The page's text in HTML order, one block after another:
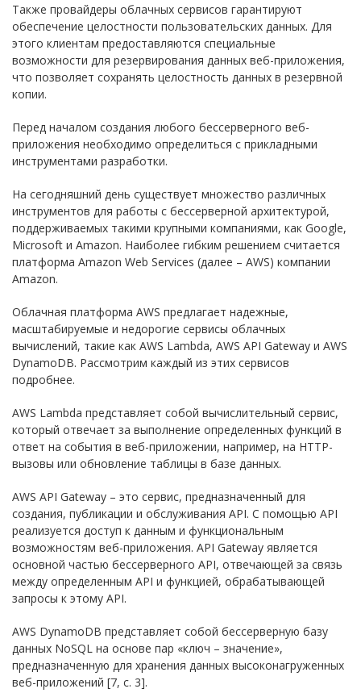
Также провайдеры облачных сервисов гарантируют
обеспечение целостности пользовательских данных. Для
этого клиентам предоставляются специальные
возможности для резервирования данных веб-приложения,
что позволяет сохранять целостность данных в резервной
копии.
Перед началом создания любого бессерверного веб-
приложения необходимо определиться с прикладными
инструментами разработки.
На сегодняшний день существует множество различных
инструментов для работы с бессерверной архитектурой,
поддерживаемых такими крупными компаниями, как Google,
Microsoft и Amazon. Наиболее гибким решением считается
платформа Amazon Web Services (далее – AWS) компании
Amazon.
Облачная платформа AWS предлагает надежные,
масштабируемые и недорогие сервисы облачных
вычислений, такие как AWS Lambda, AWS API Gateway и AWS
DynamoDB. Рассмотрим каждый из этих сервисов
подробнее.
AWS Lambda представляет собой вычислительный сервис,
который отвечает за выполнение определенных функций в
ответ на события в веб-приложении, например, на HTTP-
вызовы или обновление таблицы в базе данных.
AWS API Gateway – это сервис, предназначенный для
создания, публикации и обслуживания API. С помощью API
реализуется доступ к данным и функциональным
возможностям веб-приложения. API Gateway является
основной частью бессерверного API, отвечающей за связь
между определенным API и функцией, обрабатывающей
запросы к этому API.
AWS DynamoDB представляет собой бессерверную базу
данных NoSQL на основе пар «ключ – значение»,
предназначенную для хранения данных высоконагруженных
веб-приложений [7, c. 3].